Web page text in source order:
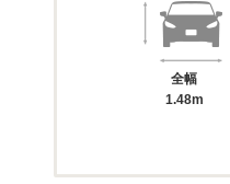
全幅
1.48m